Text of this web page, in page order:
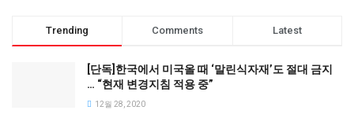
Trending Comments Latest
[단독]한국에서 미국올 때 ‘말린식자재’도 절대 금지
… “현재 변경지침 적용 중”
12월 28, 2020